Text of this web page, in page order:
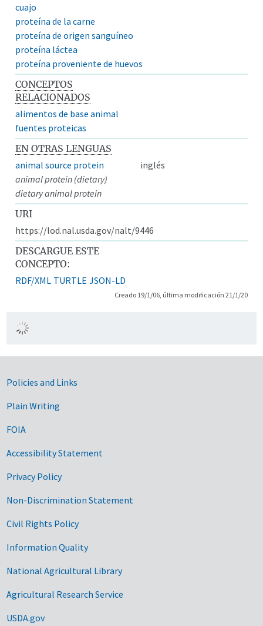
cuajo
proteína de la carne
proteína de origen sanguíneo
proteína láctea
proteína proveniente de huevos
CONCEPTOS
RELACIONADOS
alimentos de base animal
fuentes proteicas
EN OTRAS LENGUAS
animal source protein
inglés
animal protein (dietary)
dietary animal protein
URI
https://lod.nal.usda.gov/nalt/9446
DESCARGUE ESTE
CONCEPTO:
RDF/XML TURTLE JSON-LD
Creado 19/1/06, última modificación 21/1/20
Government Links
Policies and Links
Plain Writing
FOIA
Accessibility Statement
Privacy Policy
Non-Discrimination Statement
Civil Rights Policy
Information Quality
National Agricultural Library
Agricultural Research Service
USDA.gov